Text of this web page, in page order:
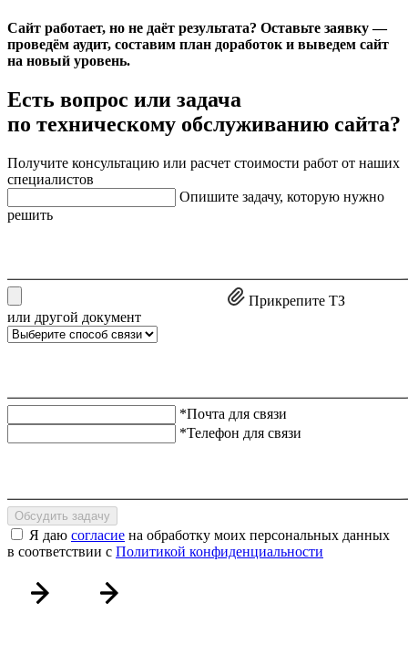
Сайт работает, но не даёт результата? Оставьте заявку —
проведём аудит, составим план доработок и выведем сайт
на новый уровень.
Есть вопрос или задача
по техническому обслуживанию сайта?
Получите консультацию или расчет стоимости работ от наших
специалистов
Опишите задачу, которую нужно
решить
Прикрепите ТЗ
или другой документ
*Почта для связи
*Телефон для связи
Обсудить задачу
Я даю согласие на обработку моих персональных данных
в соответствии с Политикой конфиденциальности